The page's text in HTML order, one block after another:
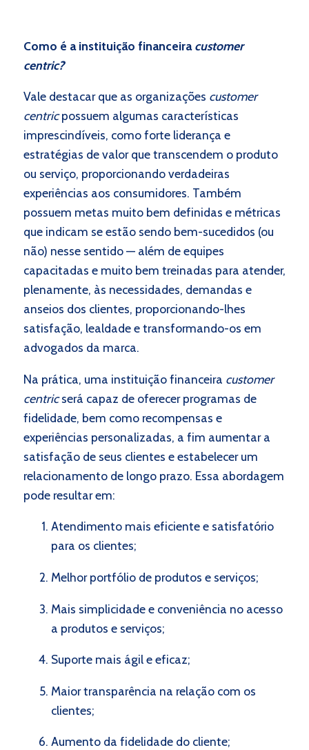
Como é a instituição financeiracustomer
centric?
Vale destacar que as organizações customer
centricpossuem algumas características
imprescindíveis, como forte liderança e
estratégias de valor que transcendem o produto
ou serviço, proporcionando verdadeiras
experiências aos consumidores. Também
possuem metas muito bem definidas e métricas
que indicam se estão sendo bem-sucedidos (ou
não) nesse sentido — além de equipes
capacitadas e muito bem treinadas para atender,
plenamente, às necessidades, demandas e
anseios dos clientes, proporcionando-lhes
satisfação, lealdade e transformando-os em
advogados da marca.
Na prática, uma instituição financeira customer
centricserá capaz de oferecer programas de
fidelidade, bem como recompensas e
experiências personalizadas, a fim aumentar a
satisfação de seus clientes e estabelecer um
relacionamento de longo prazo. Essa abordagem
pode resultar em:
Atendimento mais eficiente e satisfatório
para os clientes;
Melhor portfólio de produtos e serviços;
Mais simplicidade e conveniência no acesso
a produtos e serviços;
Suporte mais ágil e eficaz;
Maior transparência na relação com os
clientes;
Aumento da fidelidade do cliente;